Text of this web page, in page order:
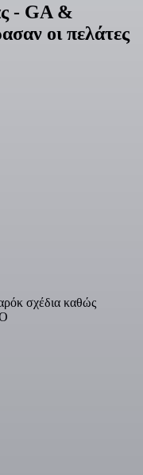
- GA &
οι πελάτες
σχέδια καθώς